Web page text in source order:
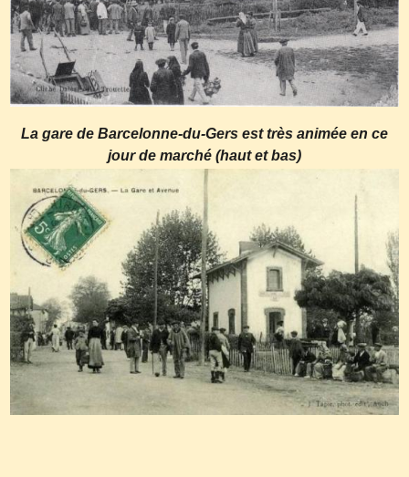
La gare de Barcelonne-du-Gers est très animée en ce
jour de marché (haut et bas)